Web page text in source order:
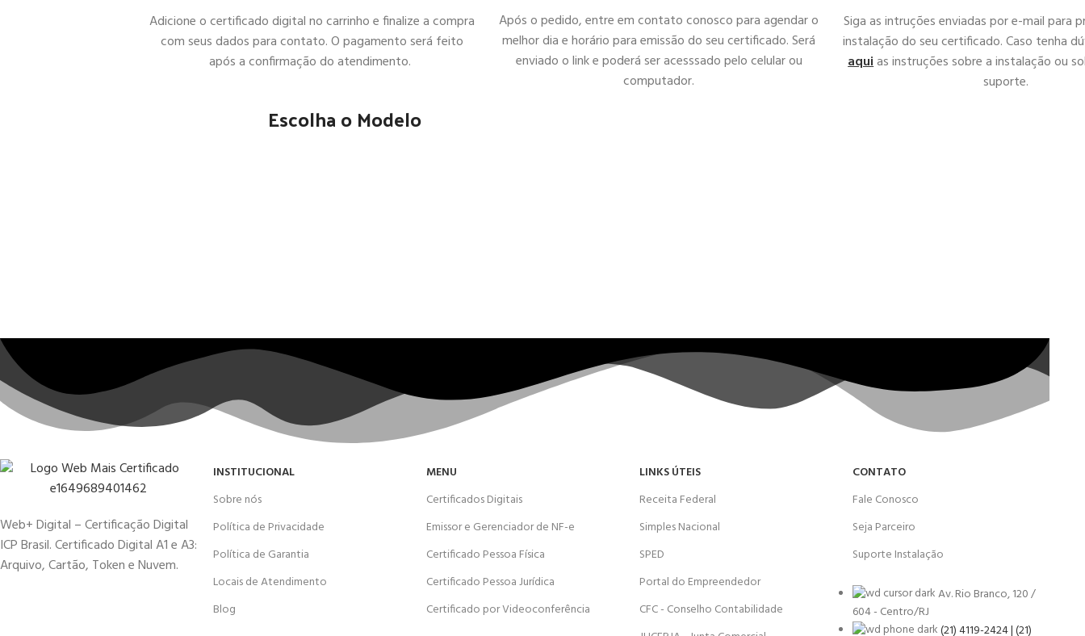
Adicione o certificado digital no carrinho e finalize a compra
com seus dados para contato. O pagamento será feito
após a confirmação do atendimento.
Após o pedido, entre em contato conosco para agendar o
melhor dia e horário para emissão do seu certificado. Será
enviado o link e poderá ser acesssado pelo celular ou
computador.
Siga as intruções enviadas por e-mail para
instalação do seu certificado. Caso tenha
aquias instruções sobre a instalação ou
suporte.
Escolha o Modelo
Web+ Digital – Certificação Digital
ICP Brasil. Certificado Digital A1 e A3:
Arquivo, Cartão, Token e Nuvem.
INSTITUCIONAL
Sobre nós
Política de Privacidade
Política de Garantia
Locais de Atendimento
Blog
MENU
Certificados Digitais
Emissor e Gerenciador de NF-e
Certificado Pessoa Física
Certificado Pessoa Jurídica
Certificado por Videoconferência
LINKS ÚTEIS
Receita Federal
Simples Nacional
SPED
Portal do Empreendedor
CFC - Conselho Contabilidade
CONTATO
Fale Conosco
Seja Parceiro
Suporte Instalação
Av. Rio Branco, 120 /
604 - Centro/RJ
(21) 4119-2424 | (21)